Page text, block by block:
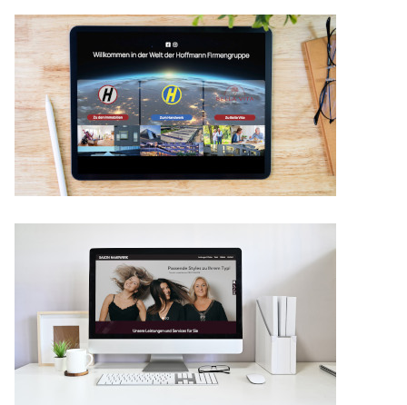
Details